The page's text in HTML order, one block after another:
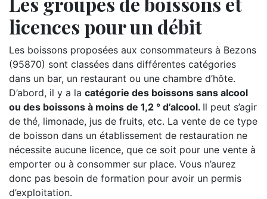
licences pour un débit
Les boissons proposées aux consommateurs à Bezons
(95870) sont classées dans différentes catégories
dans un bar, un restaurant ou une chambre d’hôte.
D’abord, il y a la catégorie des boissons sans alcool
ou des boissons à moins de 1,2 ° d’alcool. Il peut s’agir
de thé, limonade, jus de fruits, etc. La vente de ce type
de boisson dans un établissement de restauration ne
nécessite aucune licence, que ce soit pour une vente à
emporter ou à consommer sur place. Vous n’aurez
donc pas besoin de formation pour avoir un permis
d’exploitation.